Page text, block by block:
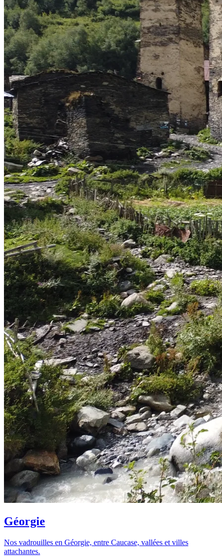
Géorgie
Nos vadrouilles en Géorgie, entre Caucase, vallées et villes
attachantes.